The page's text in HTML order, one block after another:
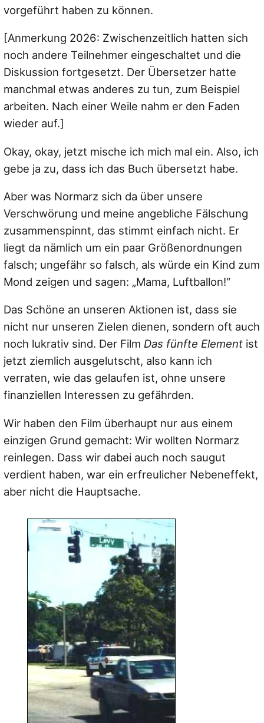
vorgeführt haben zu können.
[Anmerkung 2026: Zwischenzeitlich hatten sich
noch andere Teilnehmer eingeschaltet und die
Diskussion fortgesetzt. Der Übersetzer hatte
manchmal etwas anderes zu tun, zum Beispiel
arbeiten. Nach einer Weile nahm er den Faden
wieder auf.]
Okay, okay, jetzt mische ich mich mal ein. Also, ich
gebe ja zu, dass ich das Buch übersetzt habe.
Aber was Normarz sich da über unsere
Verschwörung und meine angebliche Fälschung
zusammenspinnt, das stimmt einfach nicht. Er
liegt da nämlich um ein paar Größenordnungen
falsch; ungefähr so falsch, als würde ein Kind zum
Mond zeigen und sagen: „Mama, Luftballon!“
Das Schöne an unseren Aktionen ist, dass sie
nicht nur unseren Zielen dienen, sondern oft auch
noch lukrativ sind. Der FilmDas fünfte Element ist
jetzt ziemlich ausgelutscht, also kann ich
verraten, wie das gelaufen ist, ohne unsere
finanziellen Interessen zu gefährden.
Wir haben den Film überhaupt nur aus einem
einzigen Grund gemacht: Wir wollten Normarz
reinlegen. Dass wir dabei auch noch saugut
verdient haben, war ein erfreulicher Nebeneffekt,
aber nicht die Hauptsache.